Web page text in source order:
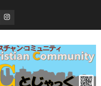
Instagram